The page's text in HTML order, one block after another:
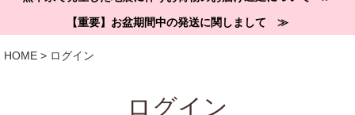
【重要】お盆期間中の発送に関しまして ≫
HOME ログイン
ログイン